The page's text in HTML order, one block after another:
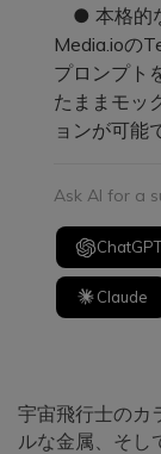
● 本格的
Media.ioの
プロンプト
たままモッ
ョンが可能
Ask AI for a
ChatGPT
Claude
宇宙飛行士のカ
ルな金属、そし